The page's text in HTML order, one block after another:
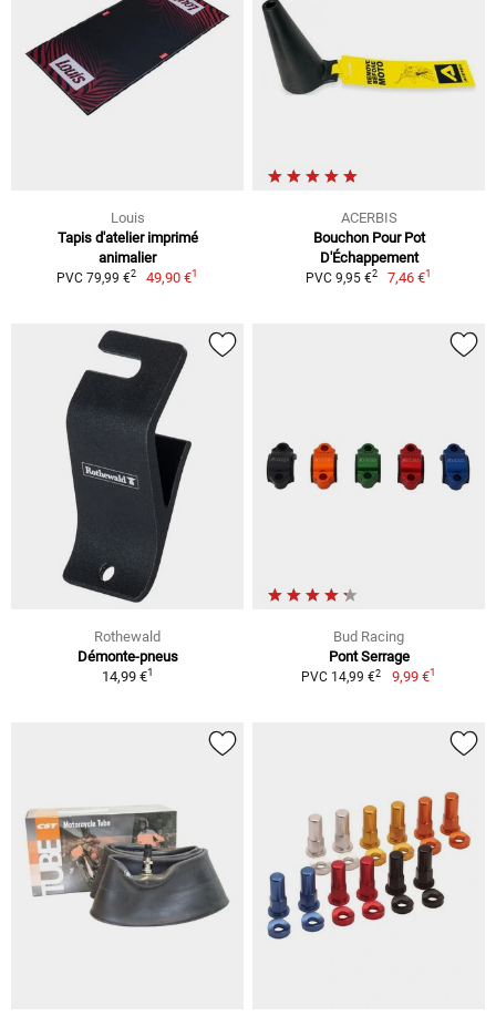
Louis
Tapis d'atelier imprimé
animalier
PVC 79,99 €2 49,90 €1
ACERBIS
Bouchon Pour Pot
D'Échappement
PVC 9,95 €2 7,46 €1
Rothewald
Démonte-pneus
14,99 €1
Bud Racing
Pont Serrage
PVC 14,99 €2 9,99 €1